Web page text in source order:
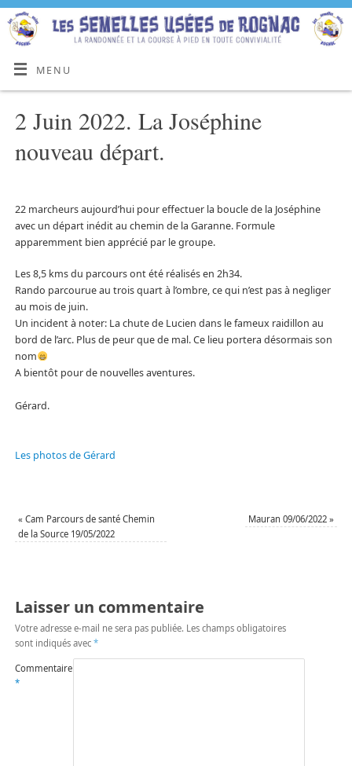
MENU
2 Juin 2022. La Joséphine
nouveau départ.
22 marcheurs aujourd’hui pour effectuer la boucle de la Joséphine
avec un départ inédit au chemin de la Garanne. Formule
apparemment bien apprécié par le groupe.
Les 8,5 kms du parcours ont été réalisés en 2h34.
Rando parcourue au trois quart à l’ombre, ce qui n’est pas à negliger
au mois de juin.
Un incident à noter: La chute de Lucien dans le fameux raidillon au
bord de l’arc. Plus de peur que de mal. Ce lieu portera désormais son
nom
A bientôt pour de nouvelles aventures.
Gérard.
Les photos de Gérard
« Cam Parcours de santé Chemin
de la Source 19/05/2022
Mauran 09/06/2022»
Laisser un commentaire
Votre adresse e-mail ne sera pas publiée. Les champs obligatoires
sont indiqués avec *
Commentaire
*